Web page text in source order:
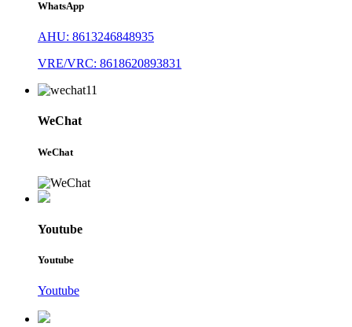
WhatsApp
AHU: 8613246848935
VRE/VRC: 8618620893831
WeChat
WeChat
Youtube
Youtube
Youtube